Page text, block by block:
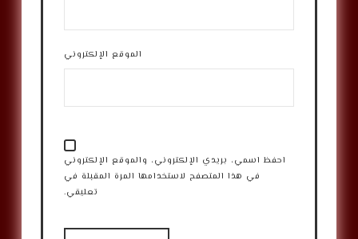
الموقع الإلكتروني
احفظ اسمي، بريدي الإلكتروني، والموقع الإلكتروني
في هذا المتصفح لاستخدامها المرة المقبلة في
تعليقي.